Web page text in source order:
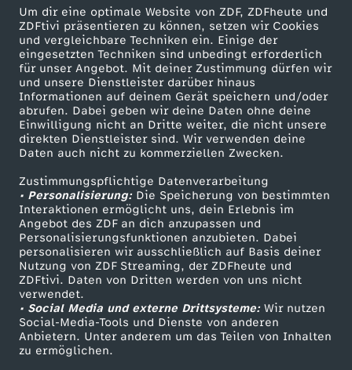
Um dir eine optimale Website von ZDF, ZDFheute und
ZDFtivi präsentieren zu können, setzen wir Cookies
und vergleichbare Techniken ein. Einige der
eingesetzten Techniken sind unbedingt erforderlich
für unser Angebot. Mit deiner Zustimmung dürfen wir
und unsere Dienstleister darüber hinaus
Informationen auf deinem Gerät speichern und/oder
abrufen. Dabei geben wir deine Daten ohne deine
Einwilligung nicht an Dritte weiter, die nicht unsere
direkten Dienstleister sind. Wir verwenden deine
Daten auch nicht zu kommerziellen Zwecken.
Zustimmungspflichtige Datenverarbeitung
• Personalisierung:Die Speicherung von bestimmten
Interaktionen ermöglicht uns, dein Erlebnis im
Angebot des ZDF an dich anzupassen und
Personalisierungsfunktionen anzubieten. Dabei
personalisieren wir ausschließlich auf Basis deiner
Nutzung von ZDF Streaming, der ZDFheute und
ZDFtivi. Daten von Dritten werden von uns nicht
verwendet.
• Social Media und externe Drittsysteme:Wir nutzen
Social-Media-Tools und Dienste von anderen
Anbietern. Unter anderem um das Teilen von Inhalten
zu ermöglichen.
e
m
T
V
-
D
u
e
l
l
Mehr ZDF
ZDF-Apps
Smart TV
ZDFtext
Livestreams
Sendungen A-Z
TV-Programm
Service
ZDFmitreden
Kontakt zum ZDF
Tickets
Zuschauerservice
Hilfe
ZDF Unternehmen
Karriere